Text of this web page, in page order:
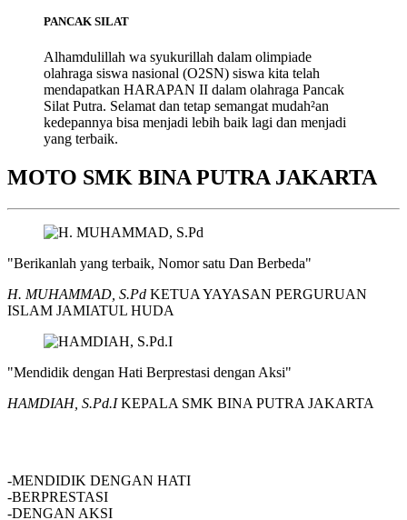
PANCAK SILAT
Alhamdulillah wa syukurillah dalam olimpiade
olahraga siswa nasional (O2SN) siswa kita telah
mendapatkan HARAPAN II dalam olahraga Pancak
Silat Putra. Selamat dan tetap semangat mudah²an
kedepannya bisa menjadi lebih baik lagi dan menjadi
yang terbaik.
MOTO SMK BINA PUTRA JAKARTA
"Berikanlah yang terbaik, Nomor satu Dan Berbeda"
H. MUHAMMAD, S.Pd KETUA YAYASAN PERGURUAN
ISLAM JAMIATUL HUDA
"Mendidik dengan Hati Berprestasi dengan Aksi"
HAMDIAH, S.Pd.IKEPALA SMK BINA PUTRA JAKARTA
-MENDIDIK DENGAN HATI
-BERPRESTASI
-DENGAN AKSI